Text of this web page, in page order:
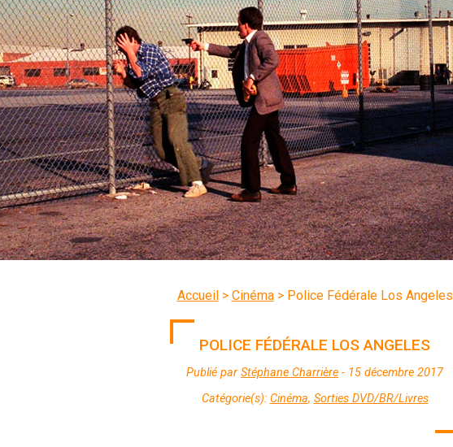
Accueil> Cinéma> Police Fédérale Los Angeles
POLICE FÉDÉRALE LOS ANGELES
Publié par Stéphane Charrière - 15 décembre 2017
Catégorie(s): Cinéma, Sorties DVD/BR/Livres